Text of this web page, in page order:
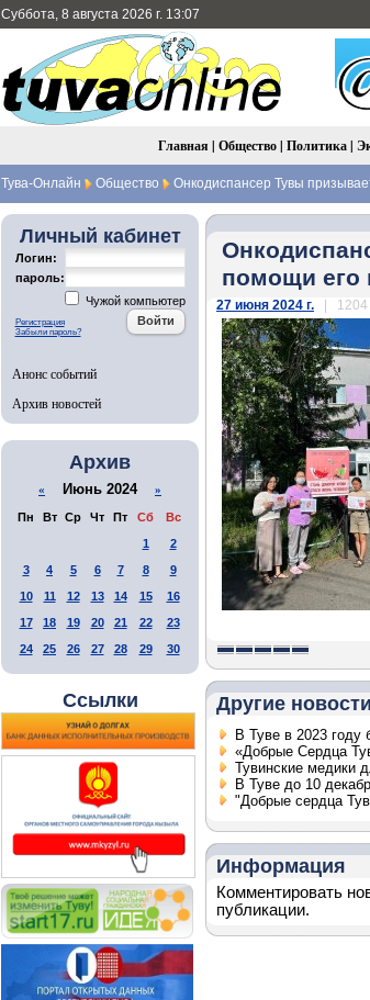
Суббота, 8 августа 2026 г. 13:07
Главная | Общество| Политика|
Тува-Онлайн Общество Онкодиспансер Тувы
Личный кабинет
Логин:
пароль:
Чужой компьютер
Регистрация
Забыли пароль?
Анонс событий
Архив новостей
Архив
« Июнь 2024 »
Пн Вт Ср Чт Пт Сб
Вс
1
2
3
4 5 6 7 8
9
10
11 12 13 14 15
16
17
18 19 20 21 22
23
24
25 26 27 28 29 30
Ссылки
помощи его
27 июня 2024 г. | 1204
Другие
В Туве в 2023 году
«Добрые Сердца
Тувинские медики
В Туве до 10
"Добрые сердца
Информация
Комментировать
публикации.